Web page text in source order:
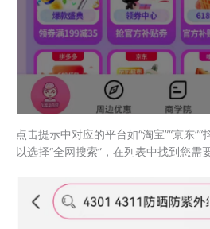
点击提示中对应的平台如“淘宝”“京东
以选择“全网搜索”，在列表中找到您需